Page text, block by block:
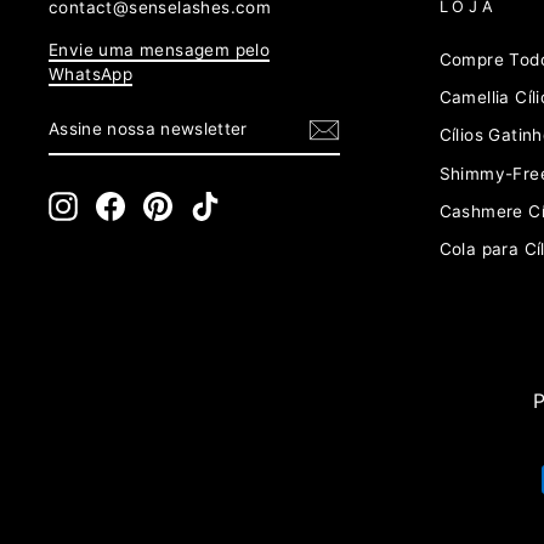
contact@senselashes.com
Envie uma mensagem pelo
WhatsApp
NOSSA
NEWSLETTER
InstagramFacebookPinterest
LOJA
Compre
Camellia
Cílios
Shimmy-
Cashmere
Cola para